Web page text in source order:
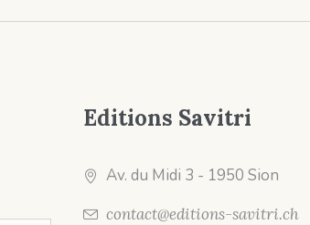
Editions Savitri
Av. du Midi 3 - 1950 Sion
contact@editions-savitri.ch